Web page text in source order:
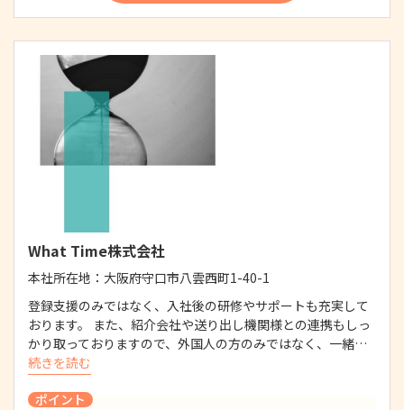
What Time株式会社
本社所在地： 大阪府守口市八雲西町1-40-1
登録支援のみではなく、入社後の研修やサポートも充実して
おります。 また、紹介会社や送り出し機関様との連携もしっ
かり取っておりますので、外国人の方のみではなく、一緒…
続きを読む
ポイント